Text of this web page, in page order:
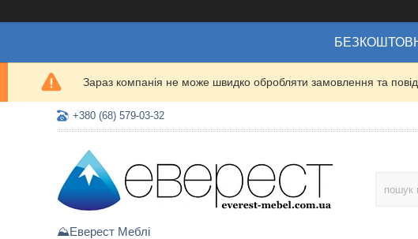
Зараз компанія не може швидко обробляти замовлення та
+380 (68) 579-03-32
⛰️Еверест Меблі